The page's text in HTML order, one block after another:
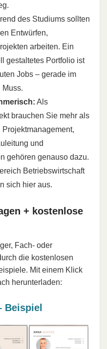
des Studiums sollten
Entwürfen,
arbeiten. Ein
gestaltetes Portfolio ist
Jobs – gerade im
Muss.
Als
brauchen Sie mehr als
und
gehören genauso dazu.
Betriebswirtschaft
sich hier aus.
+ kostenlose
Fach- oder
die kostenlosen
Mit einem Klick
herunterladen:
Beispiel